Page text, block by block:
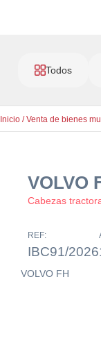
Todos
Inicio /Venta de bienes
VOLVO
Cabezas
REF:
IBC91/2026
VOLVO FH